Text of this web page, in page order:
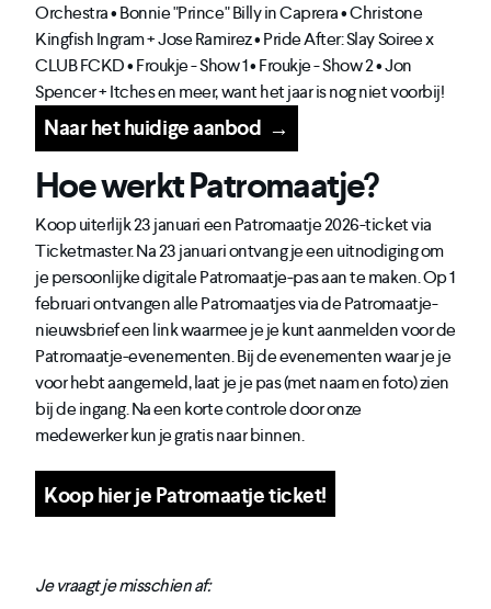
Orchestra • Bonnie "Prince" Billy in Caprera • Christone
Kingfish Ingram + Jose Ramirez • Pride After: Slay Soiree x
CLUB FCKD • Froukje - Show 1 • Froukje - Show 2 • Jon
Spencer + Itches en meer, want het jaar is nog niet voorbij!
Naar het huidige aanbod →
Hoe werkt Patromaatje?
Koop uiterlijk 23 januari een Patromaatje 2026-ticket via
Ticketmaster. Na 23 januari ontvang je een uitnodiging om
je persoonlijke digitale Patromaatje-pas aan te maken. Op 1
februari ontvangen alle Patromaatjes via de Patromaatje-
nieuwsbrief een link waarmee je je kunt aanmelden voor de
Patromaatje-evenementen. Bij de evenementen waar je je
voor hebt aangemeld, laat je je pas (met naam en foto) zien
bij de ingang. Na een korte controle door onze
medewerker kun je gratis naar binnen.
Koop hier je Patromaatje ticket!
Je vraagt je misschien af: